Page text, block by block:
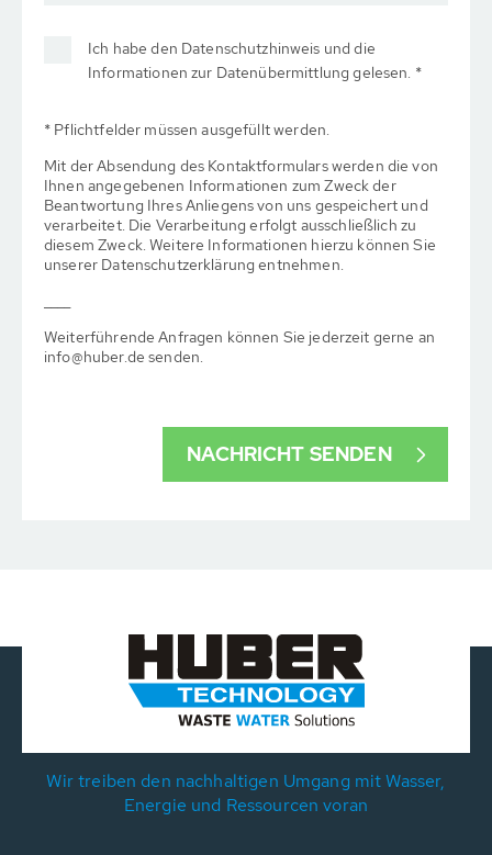
Ich habe den Datenschutzhinweis und die
Informationen zur Datenübermittlung gelesen. *
* Pflichtfelder müssen ausgefüllt werden.
Mit der Absendung des Kontaktformulars werden die von
Ihnen angegebenen Informationen zum Zweck der
Beantwortung Ihres Anliegens von uns gespeichert und
verarbeitet. Die Verarbeitung erfolgt ausschließlich zu
diesem Zweck. Weitere Informationen hierzu können Sie
unserer Datenschutzerklärung entnehmen.
Weiterführende Anfragen können Sie jederzeit gerne an
info@huber.de senden.
NACHRICHT SENDEN
Wir treiben den nachhaltigen Umgang mit Wasser,
Energie und Ressourcen voran